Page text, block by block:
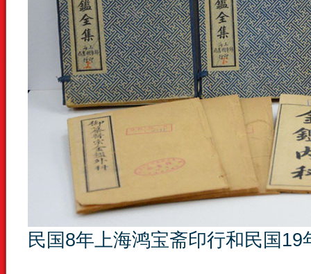
民国8年上海鸿宝斋印行和民国19